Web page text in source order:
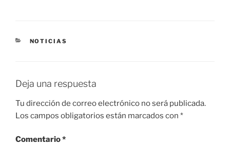
NOTICIAS
Deja una respuesta
Tu dirección de correo electrónico no será publicada.
Los campos obligatorios están marcados con *
Comentario*